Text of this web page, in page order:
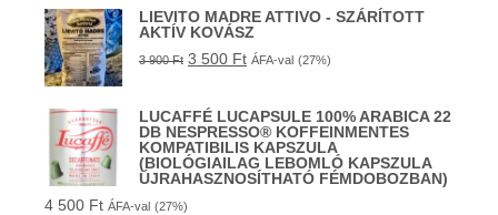
LIEVITO MADRE ATTIVO - SZÁRÍTOTT
AKTÍV KOVÁSZ
3 900Ft 3 500 Ft ÁFA-val (27%)
LUCAFFÉ LUCAPSULE 100% ARABICA 22
DB NESPRESSO® KOFFEINMENTES
KOMPATIBILIS KAPSZULA
(BIOLÓGIAILAG LEBOMLÓ KAPSZULA
ÚJRAHASZNOSÍTHATÓ FÉMDOBOZBAN)
4 500 Ft ÁFA-val (27%)